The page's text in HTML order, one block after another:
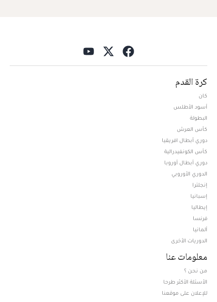
كرة القدم
كان
أسود الأطلس
البطولة
كأس العرش
دوري أبطال افريقيا
كأس الكونفيدرالية
دوري أبطال أوروبا
الدوري الأوروبي
إنجلترا
إسبانيا
إيطاليا
فرنسا
ألمانيا
الدوريات الأخرى
معلومات عنا
من نحن ؟
الأسئلة الأكثر طرحا
للإعلان على موقعنا